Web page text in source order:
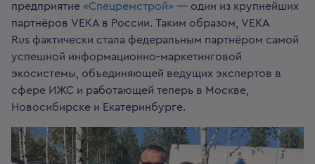
предприятие «Спецремстрой» — один из крупнейших
партнёров VEKA в России. Таким образом, VEKA
Rus фактически стала федеральным партнёром самой
успешной информационно-маркетинговой
экосистемы, объединяющей ведущих экспертов в
сфере ИЖС и работающей теперь в Москве,
Новосибирске и Екатеринбурге.